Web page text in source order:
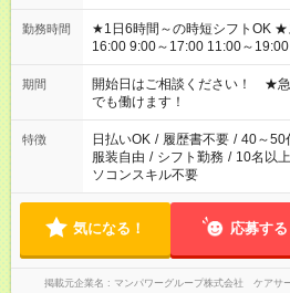
勤務時間
★1日6時間～の時短シフトOK ★スタート時間選べます！ 7:00～
16:00 9:00～17:00 11:00～19:00 など 残
場合、他のお仕事と合わせ週40
ん ※法令に基づき、週20時間以
となります ※労働者派遣法（日
短時間・短期間の就業はご案内
期間
開始日はご相談ください！ ★
でも働けます！
特徴 日払いOK / 履歴書不要 / 40～50
服装自由 / シフト勤務 / 10名以
ソコンスキル不要
気になる！ 応募する
掲載元企業名 マンパワーグループ株式会社 ケアサ